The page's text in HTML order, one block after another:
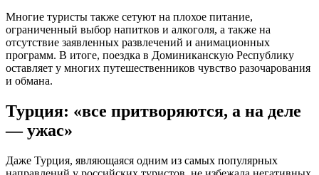
Многие туристы также сетуют на плохое питание,
ограниченный выбор напитков и алкоголя, а также на
отсутствие заявленных развлечений и анимационных
программ. В итоге, поездка в Доминиканскую Республику
оставляет у многих путешественников чувство разочарования
и обмана.
Турция: «все притворяются, а на деле
— ужас»
Даже Турция, являющаяся одним из самых популярных